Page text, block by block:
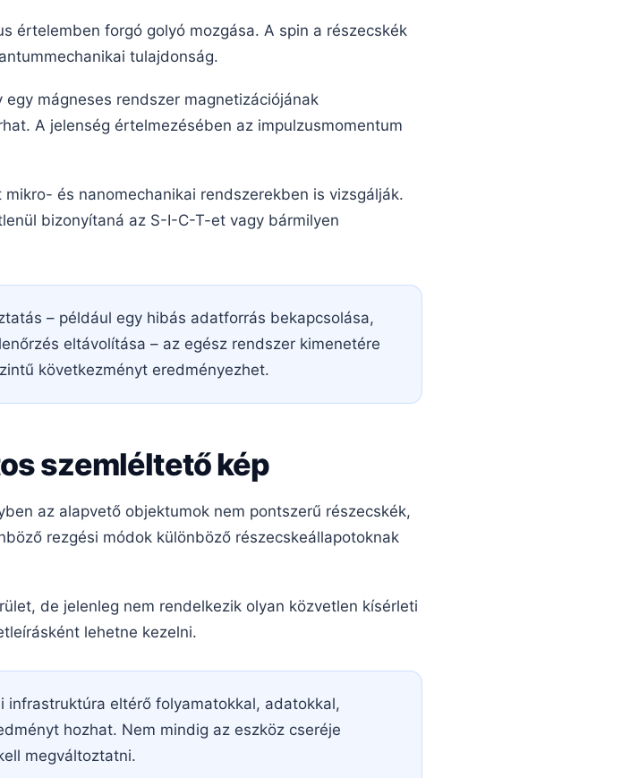
értelemben forgó golyó mozgása. A spin a részecskék
tulajdonság.
mágneses rendszer magnetizációjának
A jelenség értelmezésében az impulzusmomentum
és nanomechanikai rendszerekben is vizsgálják.
bizonyítaná az S-I-C-T-et vagy bármilyen
– például egy hibás adatforrás bekapcsolása,
eltávolítása – az egész rendszer kimenetére
következményt eredményezhet.
szemléltető kép
az alapvető objektumok nem pontszerű részecskék,
rezgési módok különböző részecskeállapotoknak
de jelenleg nem rendelkezik olyan közvetlen kísérleti
lehetne kezelni.
infrastruktúra eltérő folyamatokkal, adatokkal,
hozhat. Nem mindig az eszköz cseréje
megváltoztatni.